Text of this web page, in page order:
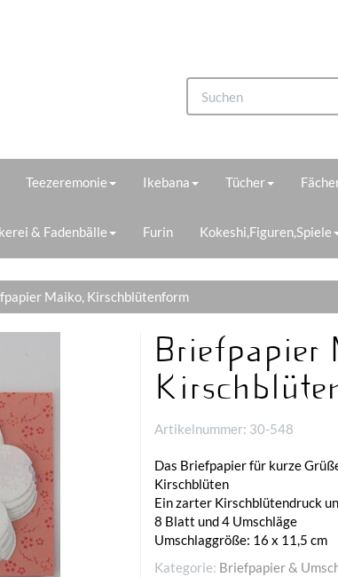
Teezeremonie Ikebana Tücher
& Fadenbälle Furin Kokeshi,Figuren,Spiele
Maiko, Kirschblütenform
Briefpapier
Artikelnummer: 30-548
Das Briefpapier für kurze
Kirschblüten
Ein zarter Kirschblütendruck
8 Blatt und 4 Umschläge
Umschlaggröße: 16 x 11,5 cm
Kategorie: Briefpapier &